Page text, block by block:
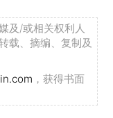
及/或相关权利人
载、摘编、复制及
，获得书面